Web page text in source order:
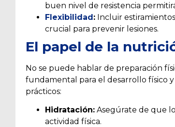
buen nivel de resistencia
Flexibilidad: Incluir
crucial para prevenir lesiones.
El papel de la
No se puede hablar de preparación
fundamental para el desarrollo físico
prácticos:
Hidratación: Asegúrate de que
actividad física.